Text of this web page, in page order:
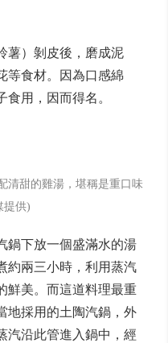
飪方法之一，將米線
至小鍋上煮，既鮮又
等食材。因為口感綿
用，因而得名。
甜的雞湯，堪稱是重口味